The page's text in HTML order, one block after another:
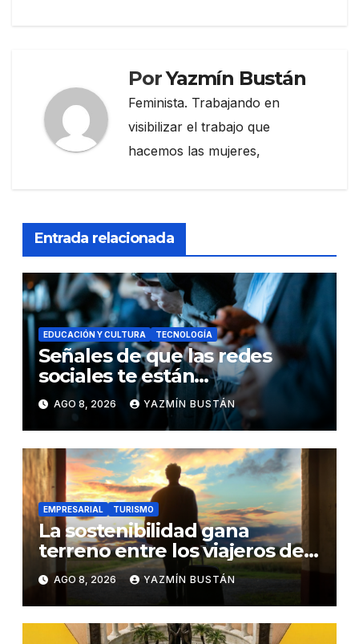
PorYazmín Bustán
Feminista. Trabajando en
visibilizar el trabajo que
hacemos las mujeres,
Entrada relacionada
EDUCACIÓN Y CULTURA TECNOLOGÍA
Señales de que las redes
sociales te están
consumiendo
AGO 8, 2026 YAZMÍN BUSTÁN
EMPRESARIAL TURISMO
La sostenibilidad gana
terreno entre los viajeros de
negocios
AGO 8, 2026 YAZMÍN BUSTÁN